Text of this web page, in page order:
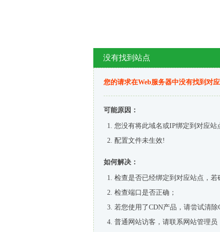
没有找到站点
您的请求在Web服务器中没有找到对
可能原因：
您没有将此域名或IP绑定到对应站
配置文件未生效!
如何解决：
检查是否已经绑定到对应站点，
检查端口是否正确；
若您使用了CDN产品，请尝试清除
普通网站访客，请联系网站管理员